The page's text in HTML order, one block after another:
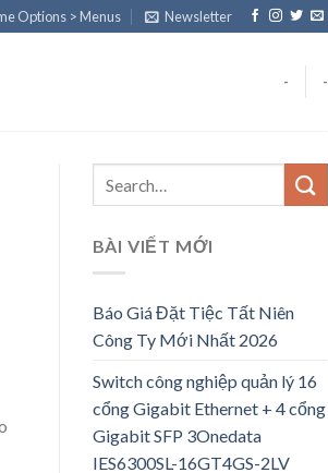
Options > Menus Newsletter
- -
BÀI VIẾT MỚI
Báo Giá Đặt Tiệc Tất Niên
Công Ty Mới Nhất 2026
Switch công nghiệp quản lý 16
cổng Gigabit Ethernet + 4 cổng
Gigabit SFP 3Onedata
IES6300SL-16GT4GS-2LV